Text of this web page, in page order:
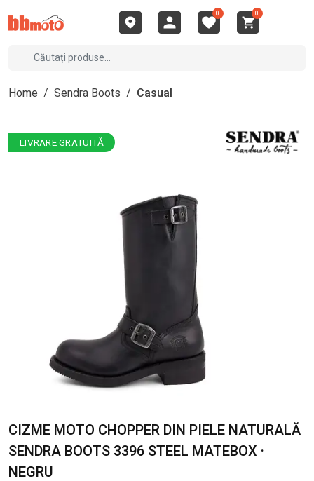
0 0
Home / Sendra Boots / Casual
LIVRARE GRATUITĂ
CIZME MOTO CHOPPER DIN PIELE NATURALĂ
SENDRA BOOTS 3396 STEEL MATEBOX ·
NEGRU